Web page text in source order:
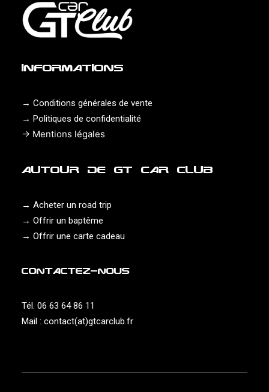
Saint-Emilion (33)
INFORMATIONS
→ Conditions générales de vente
→ Politiques de confidentialité
→ Mentions légales
AUTOUR DE GT CAR CLUB
→ Acheter un road trip
→ Offrir un baptême
→ Offrir une carte cadeau
CONTACTEZ-NOUS
Tél. 06 63 64 86 11
Mail : contact(at)gtcarclub.fr